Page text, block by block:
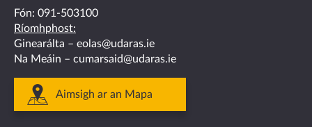
Fón: 091-503100
Ríomhphost:
Ginearálta – eolas@udaras.ie
Na Meáin – cumarsaid@udaras.ie
Aimsigh ar an Mapa